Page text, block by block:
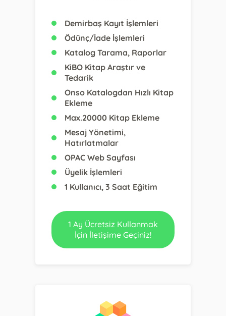
Demirbaş Kayıt İşlemleri
Ödünç/İade İşlemleri
Katalog Tarama, Raporlar
KiBO Kitap Araştır ve
Tedarik
Onso Katalogdan Hızlı Kitap
Ekleme
Max.20000 Kitap Ekleme
Mesaj Yönetimi,
Hatırlatmalar
OPAC Web Sayfası
Üyelik İşlemleri
1 Kullanıcı, 3 Saat Eğitim
1 Ay Ücretsiz Kullanmak
İçin İletişime Geçiniz!